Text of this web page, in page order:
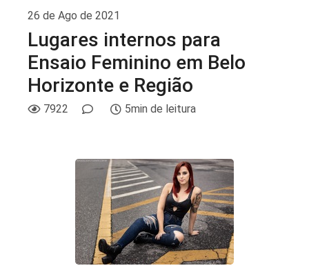
26 de Ago de 2021
Lugares internos para
Ensaio Feminino em Belo
Horizonte e Região
7922 5min de leitura